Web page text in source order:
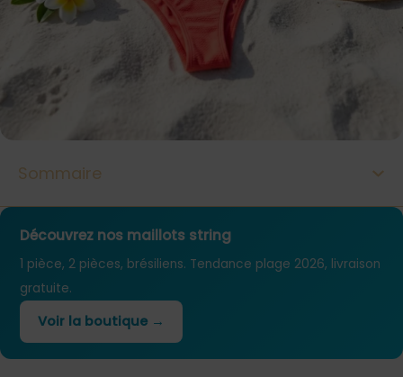
Sommaire
Découvrez nos maillots string
1 pièce, 2 pièces, brésiliens. Tendance plage 2026, livraison
gratuite.
Voir la boutique →